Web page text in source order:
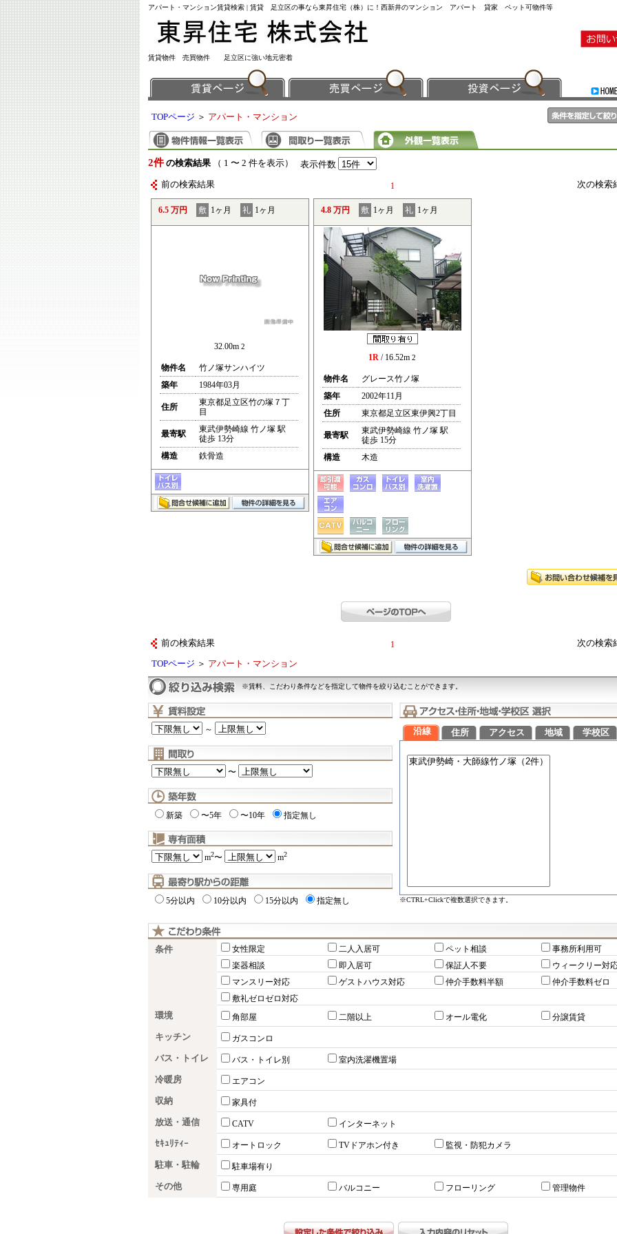
アパート・マンション賃貸検索 | 賃貸 足立区の事なら東昇住宅（株）に！西新井のマンション アパート 貸家 ペット可物件等
賃貸物件 売買物件 足立区に強い地元密着
TOPページ ＞ アパート・マンション
2件 の検索結果（ 1 〜 2 件を表示） 表示件数
前の検索結果 1 次の検
6.5 万円 敷 1ヶ月 礼 1ヶ月
32.00m 2
物件名
竹ノ塚サンハイツ
築年
1984年03月
住所
東京都足立区竹の塚７丁
目
最寄駅
東武伊勢崎線 竹ノ塚 駅
徒歩 13分
構造
鉄骨造
4.8 万円 敷 1ヶ月 礼 1ヶ月
1R / 16.52m 2
物件名
グレース竹ノ塚
築年
2002年11月
住所
東京都足立区東伊興2丁目
最寄駅
東武伊勢崎線 竹ノ塚 駅
徒歩 15分
構造
木造
前の検索結果 1 次の検
TOPページ ＞ アパート・マンション
※賃料、こだわり条件などを指定して物件を絞り込むことができます。
～
〜
新築 〜5年 〜10年 指定無し
m2〜 m2
5分以内 10分以内 15分以内 指定無し
沿線 住所 アクセス 地域 学校区
※CTRL+Clickで複数選択できます。
条件 女性限定 二人入居可 ペット相談
事務所利用可
楽器相談
即入居可 保証人不要
ウィークリー対
マンスリー対応
ゲストハウス対応 仲介手数料半額
仲介手数料ゼロ
敷礼ゼロゼロ対応
環境 角部屋 二階以上 オール電化 分譲賃貸
キッチン ガスコンロ
バス・トイレ バス・トイレ別 室内洗濯機置場
冷暖房 エアコン
収納 家具付
放送・通信 CATV インターネット
ｾｷｭﾘﾃｨｰ オートロック TVドアホン付き 監視・防犯カメラ
駐車・駐輪 駐車場有り
その他 専用庭 バルコニー フローリング 管理物件